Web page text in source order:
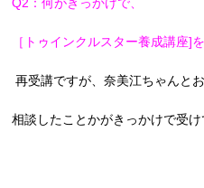
［トゥインクルスター養成講座]
再受講ですが、奈美江ちゃんとお
相談したことかがきっかけで受け